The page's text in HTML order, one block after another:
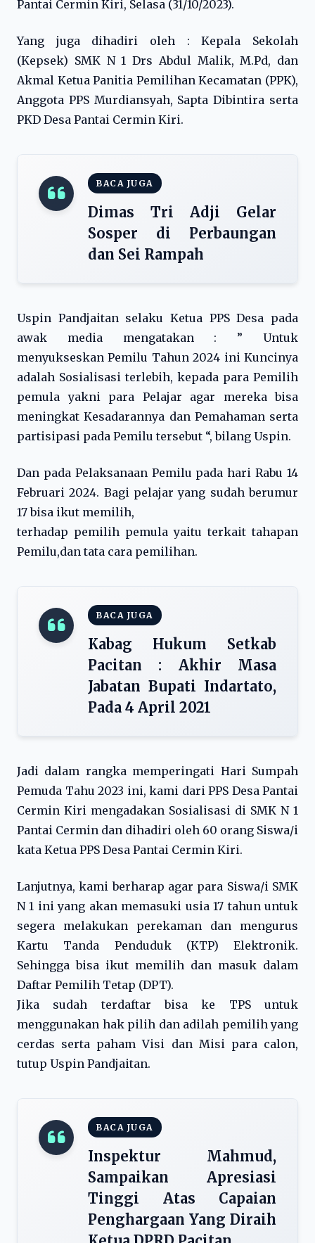
Pantai Cermin Kiri, Selasa (31/10/2023).
Yang juga dihadiri oleh : Kepala Sekolah
(Kepsek) SMK N 1 Drs Abdul Malik, M.Pd, dan
Akmal Ketua Panitia Pemilihan Kecamatan (PPK),
Anggota PPS Murdiansyah, Sapta Dibintira serta
PKD Desa Pantai Cermin Kiri.
BACA JUGA
Dimas Tri Adji Gelar
Sosper di Perbaungan
dan Sei Rampah
Uspin Pandjaitan selaku Ketua PPS Desa pada
awak media mengatakan : ” Untuk
menyukseskan Pemilu Tahun 2024 ini Kuncinya
adalah Sosialisasi terlebih, kepada para Pemilih
pemula yakni para Pelajar agar mereka bisa
meningkat Kesadarannya dan Pemahaman serta
partisipasi pada Pemilu tersebut “, bilang Uspin.
Dan pada Pelaksanaan Pemilu pada hari Rabu 14
Februari 2024. Bagi pelajar yang sudah berumur
17 bisa ikut memilih,
terhadap pemilih pemula yaitu terkait tahapan
Pemilu,dan tata cara pemilihan.
BACA JUGA
Kabag Hukum Setkab
Pacitan : Akhir Masa
Jabatan Bupati Indartato,
Pada 4 April 2021
Jadi dalam rangka memperingati Hari Sumpah
Pemuda Tahu 2023 ini, kami dari PPS Desa Pantai
Cermin Kiri mengadakan Sosialisasi di SMK N 1
Pantai Cermin dan dihadiri oleh 60 orang Siswa/i
kata Ketua PPS Desa Pantai Cermin Kiri.
Lanjutnya, kami berharap agar para Siswa/i SMK
N 1 ini yang akan memasuki usia 17 tahun untuk
segera melakukan perekaman dan mengurus
Kartu Tanda Penduduk (KTP) Elektronik.
Sehingga bisa ikut memilih dan masuk dalam
Daftar Pemilih Tetap (DPT).
Jika sudah terdaftar bisa ke TPS untuk
menggunakan hak pilih dan adilah pemilih yang
cerdas serta paham Visi dan Misi para calon,
tutup Uspin Pandjaitan.
BACA JUGA
Inspektur Mahmud,
Sampaikan Apresiasi
Tinggi Atas Capaian
Penghargaan Yang Diraih